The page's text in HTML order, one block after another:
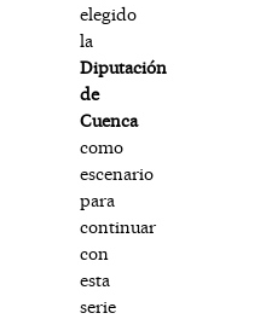
elegido
la
Diputación
de
Cuenca
como
escenario
para
continuar
con
esta
serie